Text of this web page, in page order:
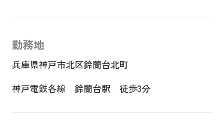
勤務地
兵庫県神戸市北区鈴蘭台北町
神戸電鉄各線 鈴蘭台駅 徒歩3分